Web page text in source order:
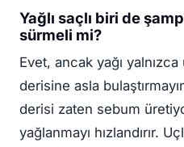
Yağlı saçlı biri de
sürmeli mi?
Evet, ancak yağı
derisine asla
derisi zaten sebum
yağlanmayı hızlandırır.